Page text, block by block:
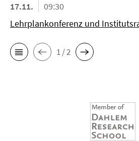
17.11.
09:30
Lehrplankonferenz und
1 / 2